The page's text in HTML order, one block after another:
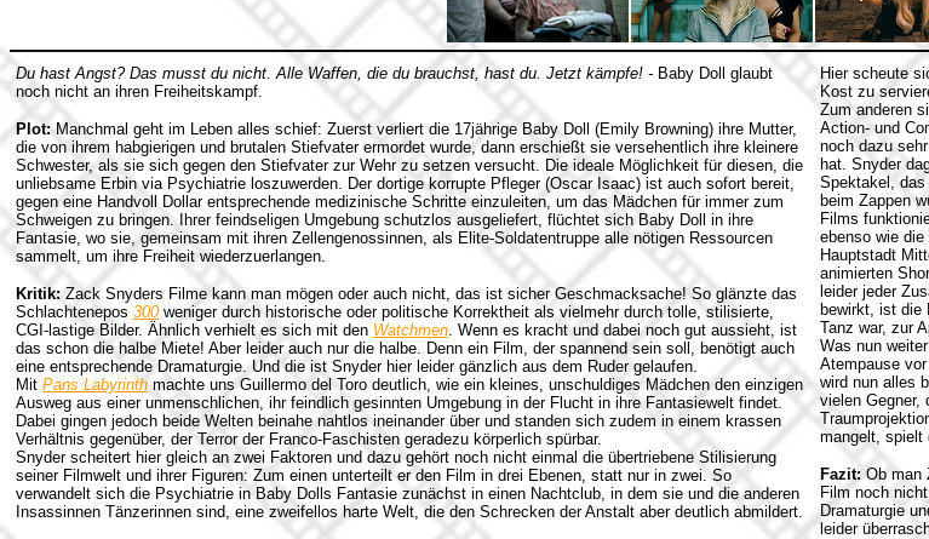
Du hast Angst? Das musst du nicht. Alle Waffen, die du brauchst, hast du. Jetzt kämpfe! - Baby Doll glaubt
noch nicht an ihren Freiheitskampf.
Plot: Manchmal geht im Leben alles schief: Zuerst verliert die 17jährige Baby Doll (Emily Browning) ihre Mutter,
die von ihrem habgierigen und brutalen Stiefvater ermordet wurde, dann erschießt sie versehentlich ihre kleinere
Schwester, als sie sich gegen den Stiefvater zur Wehr zu setzen versucht. Die ideale Möglichkeit für diesen, die
unliebsame Erbin via Psychiatrie loszuwerden. Der dortige korrupte Pfleger (Oscar Isaac) ist auch sofort bereit,
gegen eine Handvoll Dollar entsprechende medizinische Schritte einzuleiten, um das Mädchen für immer zum
Schweigen zu bringen. Ihrer feindseligen Umgebung schutzlos ausgeliefert, flüchtet sich Baby Doll in ihre
Fantasie, wo sie, gemeinsam mit ihren Zellengenossinnen, als Elite-Soldatentruppe alle nötigen Ressourcen
sammelt, um ihre Freiheit wiederzuerlangen.
Kritik: Zack Snyders Filme kann man mögen oder auch nicht, das ist sicher Geschmacksache! So glänzte das
Schlachtenepos 300weniger durch historische oder politische Korrektheit als vielmehr durch tolle, stilisierte,
CGI-lastige Bilder. Ähnlich verhielt es sich mit den Watchmen. Wenn es kracht und dabei noch gut aussieht, ist
das schon die halbe Miete! Aber leider auch nur die halbe. Denn ein Film, der spannend sein soll, benötigt auch
eine entsprechende Dramaturgie. Und die ist Snyder hier leider gänzlich aus dem Ruder gelaufen.
Mit Pans Labyrinth machte uns Guillermo del Toro deutlich, wie ein kleines, unschuldiges Mädchen den einzigen
Ausweg aus einer unmenschlichen, ihr feindlich gesinnten Umgebung in der Flucht in ihre Fantasiewelt findet.
Dabei gingen jedoch beide Welten beinahe nahtlos ineinander über und standen sich zudem in einem krassen
Verhältnis gegenüber, der Terror der Franco-Faschisten geradezu körperlich spürbar.
Snyder scheitert hier gleich an zwei Faktoren und dazu gehört noch nicht einmal die übertriebene Stilisierung
seiner Filmwelt und ihrer Figuren: Zum einen unterteilt er den Film in drei Ebenen, statt nur in zwei. So
verwandelt sich die Psychiatrie in Baby Dolls Fantasie zunächst in einen Nachtclub, in dem sie und die anderen
Insassinnen Tänzerinnen sind, eine zweifellos harte Welt, die den Schrecken der Anstalt aber deutlich abmildert.
Hier scheute
Kost zu
Zum anderen
Action- und
noch dazu
hat. Snyder
Spektakel,
beim Zappen
Films
ebenso wie
Hauptstadt
animierten
leider jeder
bewirkt, ist die
Tanz war, zur
Was nun
Atempause
wird nun alles
vielen Gegner,
mangelt, spielt
Fazit: Ob man
Film noch
Dramaturgie
leider